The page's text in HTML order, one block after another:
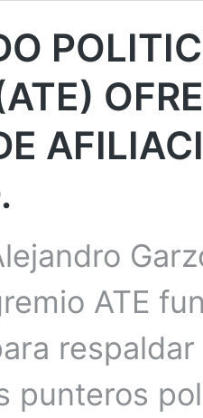
ATE
punteros